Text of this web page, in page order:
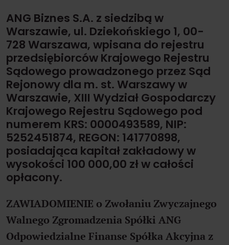
ANG Biznes S.A. z siedzibą w
Warszawie, ul. Dziekońskiego 1, 00-
728 Warszawa, wpisana do rejestru
przedsiębiorców Krajowego Rejestru
Sądowego prowadzonego przez Sąd
Rejonowy dla m. st. Warszawy w
Warszawie, XIII Wydział Gospodarczy
Krajowego Rejestru Sądowego pod
numerem KRS: 0000493589, NIP:
5252451874, REGON: 141770898,
posiadająca kapitał zakładowy w
wysokości 100 000,00 zł w całości
opłacony.
ZAWIADOMIENIE o Zwołaniu Zwyczajnego
Walnego Zgromadzenia Spółki ANG
Odpowiedzialne Finanse Spółka Akcyjna z